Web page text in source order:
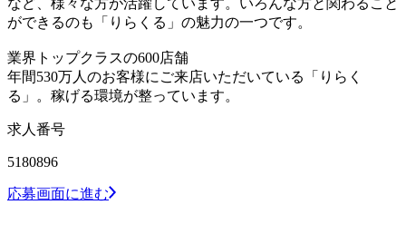
ができるのも「りらくる」の魅力の一つです。
業界トップクラスの600店舗
年間530万人のお客様にご来店いただいている「りらく
る」。稼げる環境が整っています。
求人番号
5180896
応募画面に進む